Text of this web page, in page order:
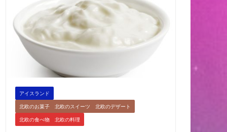
アイスランド
北欧のお菓子 北欧のスイーツ 北欧のデザート
北欧の食べ物 北欧の料理